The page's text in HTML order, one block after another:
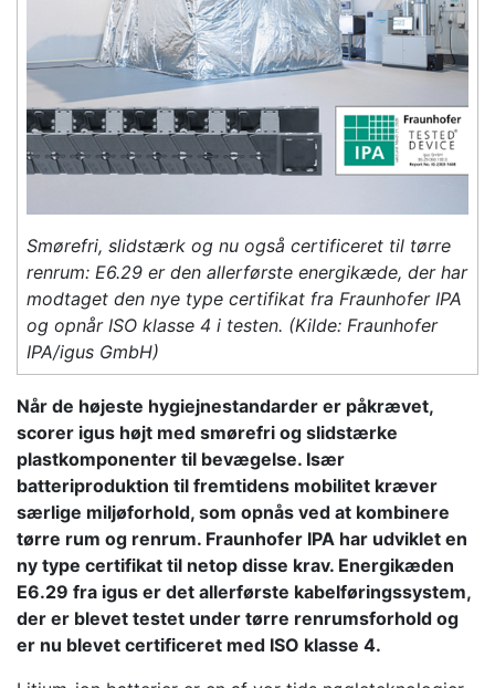
Smørefri, slidstærk og nu også certificeret til tørre
renrum: E6.29 er den allerførste energikæde, der har
modtaget den nye type certifikat fra Fraunhofer IPA
og opnår ISO klasse 4 i testen. (Kilde: Fraunhofer
IPA/igus GmbH)
Når de højeste hygiejnestandarder er påkrævet,
scorer igus højt med smørefri og slidstærke
plastkomponenter til bevægelse. Især
batteriproduktion til fremtidens mobilitet kræver
særlige miljøforhold, som opnås ved at kombinere
tørre rum og renrum. Fraunhofer IPA har udviklet en
ny type certifikat til netop disse krav. Energikæden
E6.29 fra igus er det allerførste kabelføringssystem,
der er blevet testet under tørre renrumsforhold og
er nu blevet certificeret med ISO klasse 4.